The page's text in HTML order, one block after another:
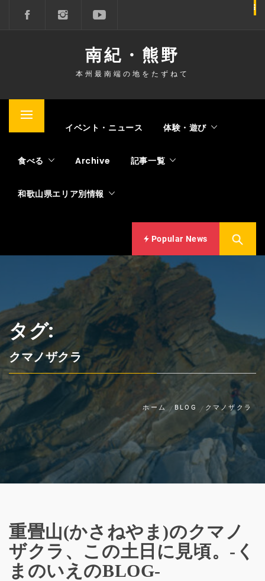
ス
ッ
南紀・熊野
本州最南端の地をたずねて
メ
メ
ュ
イベント・ニュース 体験・遊び
食べる Archive 記事一覧
和歌山県エリア別情報
Popular News
タグ:
クマノザクラ
ホーム BLOG クマノザクラ
重畳山(かさねやま)のクマノ
ザクラ、この土日に見頃。-く
まのいえのBLOG-